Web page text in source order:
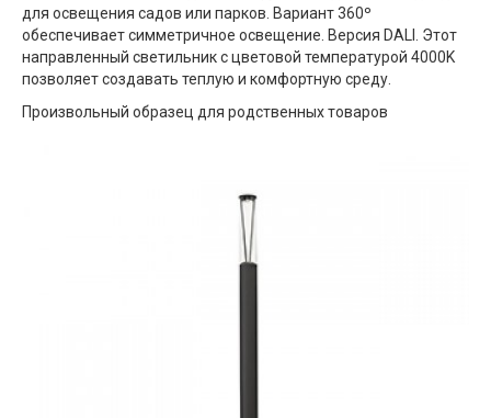
для освещения садов или парков. Вариант 360º
обеспечивает симметричное освещение. Версия DALI. Этот
направленный светильник с цветовой температурой 4000K
позволяет создавать теплую и комфортную среду.
Произвольный образец для родственных товаров